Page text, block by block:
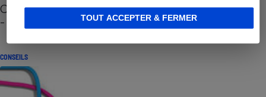
TOUT ACCEPTER & FERMER
Cafetière à capsules zéro déchet CoffeeB (vidéo)
- Premières impressions
CONSEILS